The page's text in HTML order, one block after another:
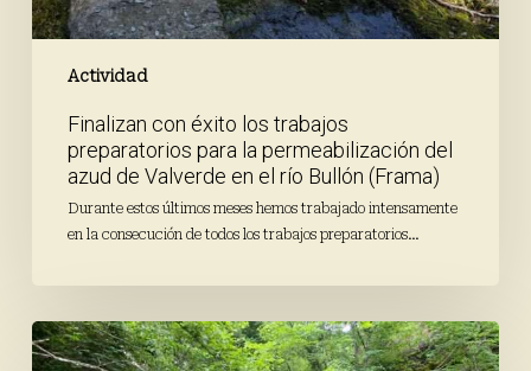
Actividad
de
Bullón
(Frama)
Finalizan con éxito los trabajos
preparatorios para la permeabilización del
azud de Valverde en el río Bullón (Frama)
Durante estos últimos meses hemos trabajado intensamente
en la consecución de todos los trabajos preparatorios…
Finaliza
la